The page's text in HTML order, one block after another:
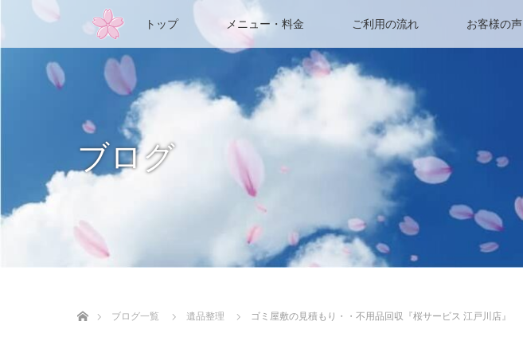
トップ メニュー・料金 ご利用の流れ お客様の声
ブログ
ブログ一覧
遺品整理 ゴミ屋敷の見積もり・・不用品回収『桜サービス 江戸川店』